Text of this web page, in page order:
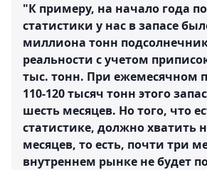
"К примеру, на начало года
статистики у нас в запасе
миллиона тонн
реальности с учетом
тыс. тонн. При ежемесячном
110-120 тысяч тонн этого
шесть месяцев. Но того, что
статистике, должно хватить
месяцев, то есть, почти три
внутреннем рынке не будет